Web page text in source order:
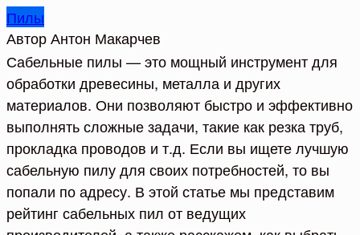
Пилы
АвторАнтон Макарчев
Сабельные пилы — это мощный инструмент для
обработки древесины, металла и других
материалов. Они позволяют быстро и эффективно
выполнять сложные задачи, такие как резка труб,
прокладка проводов и т.д. Если вы ищете лучшую
сабельную пилу для своих потребностей, то вы
попали по адресу. В этой статье мы представим
рейтинг сабельных пил от ведущих